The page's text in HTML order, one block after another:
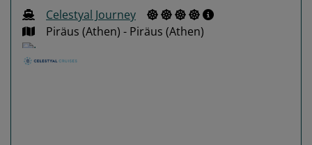
Celestyal Journey
Piräus (Athen) - Piräus (Athen)